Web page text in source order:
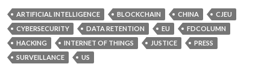
ARTIFICIAL INTELLIGENCE BLOCKCHAIN CHINA
CJEU
CYBERSECURITY
DATA RETENTION EU
FDCOLUMN
HACKING
INTERNET OF THINGS JUSTICE
PRESS
SURVEILLANCE
US